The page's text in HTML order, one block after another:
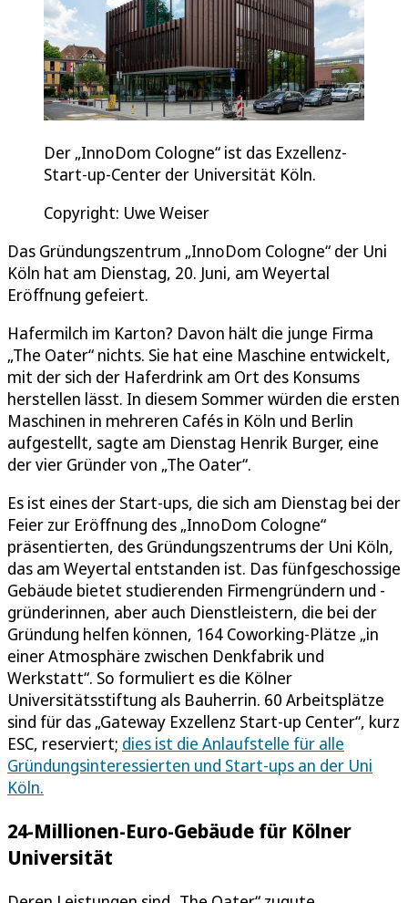
Der „InnoDom Cologne“ ist das Exzellenz-
Start-up-Center der Universität Köln.
Copyright: Uwe Weiser
Das Gründungszentrum „InnoDom Cologne“ der Uni
Köln hat am Dienstag, 20. Juni, am Weyertal
Eröffnung gefeiert.
Hafermilch im Karton? Davon hält die junge Firma
„The Oater“ nichts. Sie hat eine Maschine entwickelt,
mit der sich der Haferdrink am Ort des Konsums
herstellen lässt. In diesem Sommer würden die ersten
Maschinen in mehreren Cafés in Köln und Berlin
aufgestellt, sagte am Dienstag Henrik Burger, eine
der vier Gründer von „The Oater“.
Es ist eines der Start-ups, die sich am Dienstag bei der
Feier zur Eröffnung des „InnoDom Cologne“
präsentierten, des Gründungszentrums der Uni Köln,
das am Weyertal entstanden ist. Das fünfgeschossige
Gebäude bietet studierenden Firmengründern und -
gründerinnen, aber auch Dienstleistern, die bei der
Gründung helfen können, 164 Coworking-Plätze „in
einer Atmosphäre zwischen Denkfabrik und
Werkstatt“. So formuliert es die Kölner
Universitätsstiftung als Bauherrin. 60 Arbeitsplätze
sind für das „Gateway Exzellenz Start-up Center“, kurz
ESC, reserviert; dies ist die Anlaufstelle für alle
Gründungsinteressierten und Start-ups an der Uni
Köln.
24-Millionen-Euro-Gebäude für Kölner
Universität